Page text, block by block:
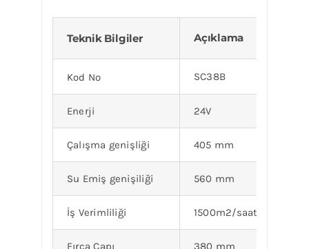
Teknik Bilgiler Açıklama
Kod No SC38B
Enerji 24V
Çalışma genişliği 405 mm
Su Emiş genişiliği 560 mm
İş Verimliliği 1500m2/saat
Fırça Çapı 380 mm